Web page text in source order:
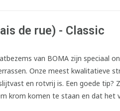
de rue) - Classic
van BOMA zijn speciaal
. Onze meest kwalitatieve
en rotvrij is. Een goede tip?
krom komen te staan en dat het